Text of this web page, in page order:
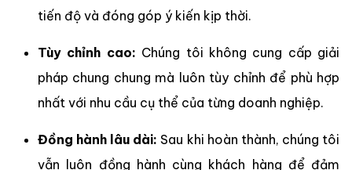
tiến độ và đóng góp ý kiến kịp thời.
Tùy chỉnh cao: Chúng tôi không cung cấp giải
pháp chung chung mà luôn tùy chỉnh để phù hợp
nhất với nhu cầu cụ thể của từng doanh nghiệp.
Đồng hành lâu dài:Sau khi hoàn thành, chúng tôi
vẫn luôn đồng hành cùng khách hàng để đảm